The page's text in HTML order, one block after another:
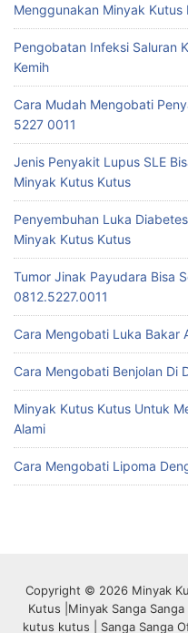
Menggunakan Minyak Kutus
Pengobatan Infeksi Saluran
Kemih
Cara Mudah Mengobati
5227 0011
Jenis Penyakit Lupus SLE
Minyak Kutus Kutus
Penyembuhan Luka
Minyak Kutus Kutus
Tumor Jinak Payudara Bisa
0812.5227.0011
Cara Mengobati Luka Bakar
Cara Mengobati Benjolan Di
Minyak Kutus Kutus Untuk
Alami
Cara Mengobati Lipoma
Copyright © 2026 Minyak
Kutus |Minyak Sanga
kutus kutus | Sanga Sanga